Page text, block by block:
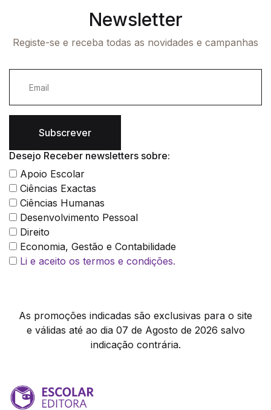
Newsletter
Registe-se e receba todas as novidades e campanhas
Subscrever
Desejo Receber newsletters sobre:
Apoio Escolar
Ciências Exactas
Ciências Humanas
Desenvolvimento Pessoal
Direito
Economia, Gestão e Contabilidade
Li e aceito os termos e condições.
As promoções indicadas são exclusivas para o site
e válidas até ao dia 07 de Agosto de 2026 salvo
indicação contrária.